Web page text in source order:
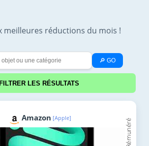
meilleures réductions du mois !
🔎 GO
FILTRER LES RÉSULTATS
Amazon [Apple]